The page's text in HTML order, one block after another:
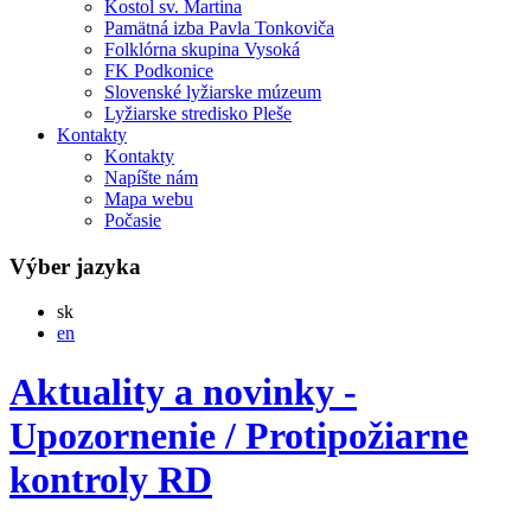
Kostol sv. Martina
Pamätná izba Pavla Tonkoviča
Folklórna skupina Vysoká
FK Podkonice
Slovenské lyžiarske múzeum
Lyžiarske stredisko Pleše
Kontakty
Kontakty
Napíšte nám
Mapa webu
Počasie
Výber jazyka
skSlovensky
en
Aktuality a novinky -
Upozornenie / Protipožiarne
kontroly RD